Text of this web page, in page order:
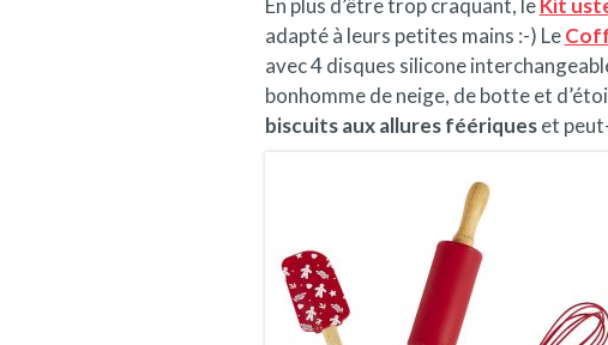
En plus d’être trop craquant, le Kit
adapté à leurs petites mains :-) Le
avec 4 disques silicone
bonhomme de neige, de botte et
biscuits aux allures féériqueset